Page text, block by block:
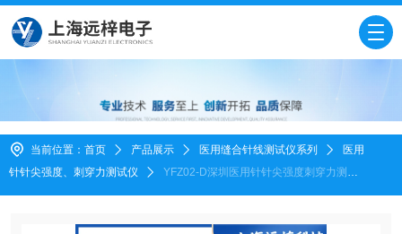
当前位置： 首页 产品展示 医用缝合针线测试仪系列
医用
针针尖强度、刺穿力测试仪
YFZ02-D深圳医用针针尖强度刺穿力测试
仪产品介绍